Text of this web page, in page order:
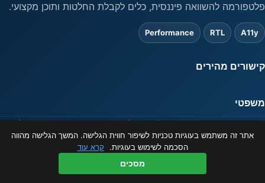
פלטפורמה להשוואה פיננסית, כלים לקבלת החלטות ותוכן מקצועי.
A11y
RTL
Performance
קישורים מהירים
משפטי
המידע באתר מוצג כשירות לציבור בלבד ואינו מהווה ייעוץ פיננסי. ט.ל.ח.
© 2026 ibanks.co.il
אתר זה משתמש בעוגיות טכניות לשיפור חווית הגלישה. המשך הגלישה מהווה
הסכמה לשימוש בעוגיות.
קרא עוד
מסכים